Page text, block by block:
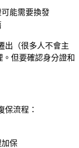
能需要換發
出（很多人不會主
但要確認身分證和
保流程：
保